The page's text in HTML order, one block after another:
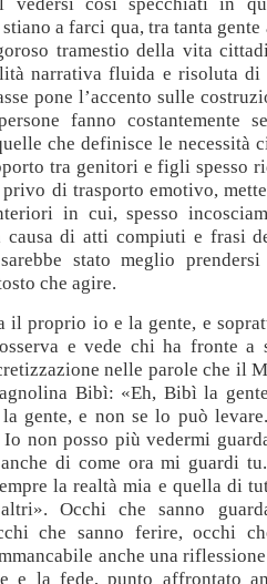
a farci qua, tra tanta
tramestio della vita
narrativa fluida e risoluta di
pone l’accento sulle
fanno costantemente
che definisce le necessità
tra genitori e figli spesso
di trasporto emotivo,
in cui, spesso
causa di atti compiuti e frasi
stato meglio
che agire.
il proprio io e la gente, e
e vede chi ha fronte a
nelle parole che il
Bibì: «Eh, Bibì la
gente, e non se lo può
non posso più vedermi
di come ora mi guardi
la realtà mia e quella di
Occhi che sanno
che sanno ferire, occhi
anche una
e la fede, punto affrontato